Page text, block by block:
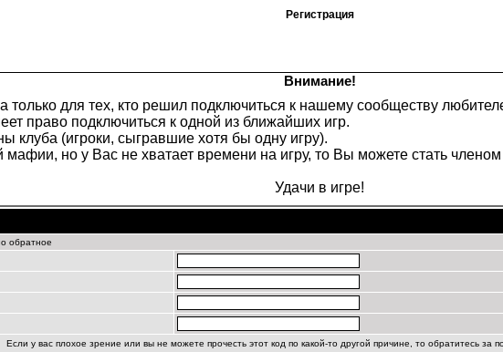
Регистрация
Внимание!
только для тех, кто решил подключиться к нашему сообществу
право подключиться к одной из ближайших игр.
клуба (игроки, сыгравшие хотя бы одну игру).
но у Вас не хватает времени на игру, то Вы можете стать
Удачи в игре!
обратное
Если у вас плохое зрение или вы не можете прочесть этот код по какой-то другой причине, то обратитесь за